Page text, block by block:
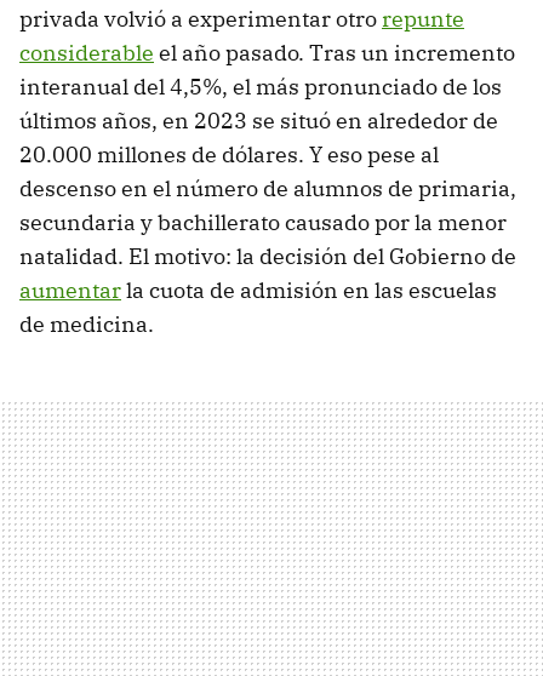
privada volvió a experimentar otrorepunte
considerable el año pasado. Tras un incremento
interanual del 4,5%, el más pronunciado de los
últimos años, en 2023 se situó en alrededor de
20.000 millones de dólares. Y eso pese al
descenso en el número de alumnos de primaria,
secundaria y bachillerato causado por la menor
natalidad. El motivo: la decisión del Gobierno de
aumentarla cuota de admisión en las escuelas
de medicina.